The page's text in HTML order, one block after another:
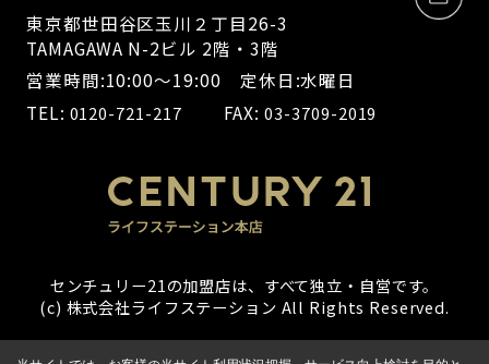
東京都世田谷区玉川２丁目26-3
TAMAGAWA N-2ビル 2階・3階
営業時間:10:00～19:00 定休日:水曜日
TEL: 0120-721-217 FAX:03-3709-2019
センチュリー21の加盟店は、すべて独立・自営です。
(c) 株式会社ライフステーション All Rights Reserved.